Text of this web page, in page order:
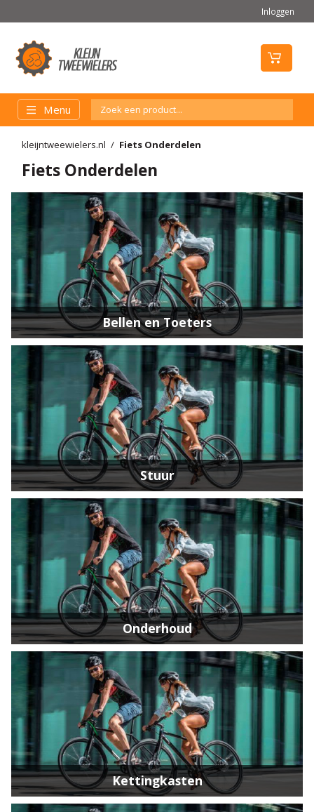
Inloggen
Menu
kleijntweewielers.nl Fiets Onderdelen
Fiets Onderdelen
Bellen en Toeters
Stuur
Onderhoud
Kettingkasten